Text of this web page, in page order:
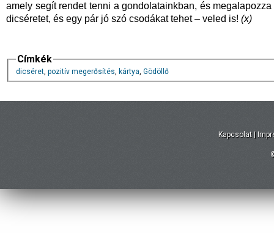
amely segít rendet tenni a gondolatainkban, és
dicséretet, és egy pár jó szó csodákat tehet – veled is! (x)
Címkék
dicséret, pozitív megerősítés, kártya, Gödöllő
Kapcsolat |